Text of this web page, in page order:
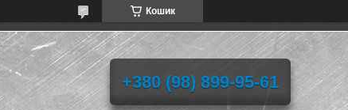
Кошик
+380 (98) 899-95-61